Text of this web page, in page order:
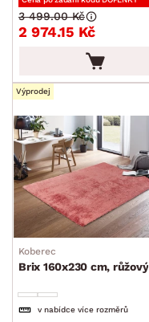
2 974.15 Kč
3 499.00 Kč
Výprodej
Koberec
Brix 160x230 cm, růžový
v nabídce více rozměrů